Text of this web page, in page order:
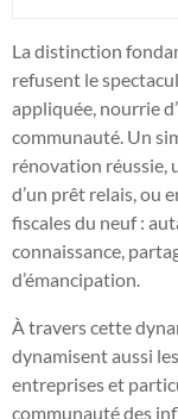
La distinction
refusent le
appliquée, nourrie
communauté. Un
rénovation réussie,
d’un prêt relais, ou
fiscales du neuf :
connaissance,
d’émancipation.
À travers cette
dynamisent aussi
entreprises et
communauté des